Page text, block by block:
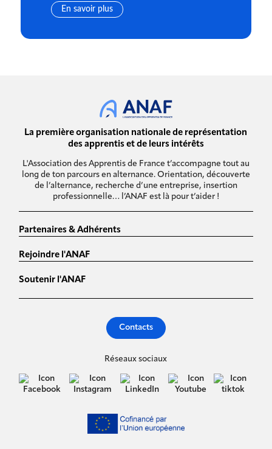
En savoir plus
La première organisation nationale de représentation
des apprentis et de leurs intérêts
L'Association des Apprentis de France t’accompagne tout au
long de ton parcours en alternance. Orientation, découverte
de l’alternance, recherche d’une entreprise, insertion
professionnelle… l’ANAF est là pour t’aider !
Partenaires & Adhérents
Rejoindre l'ANAF
Soutenir l'ANAF
Contacts
Réseaux sociaux